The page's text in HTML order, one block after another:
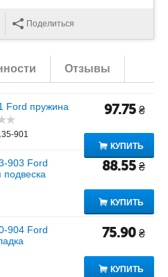
Поделиться
Отзывы
Ford пружина
901
97.75 ₴
КУПИТЬ
903 Ford
подвеска
88.55 ₴
КУПИТЬ
904 Ford
75.90 ₴
КУПИТЬ